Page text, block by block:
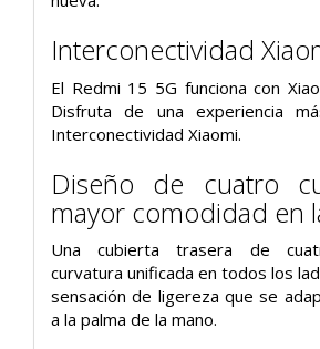
Interconectividad
El Redmi 15 5G funciona con
Disfruta de una experiencia
Interconectividad Xiaomi.
Diseño de cuatro
mayor comodidad en
Una cubierta trasera de
curvatura unificada en todos los
sensación de ligereza que se
a la palma de la mano.